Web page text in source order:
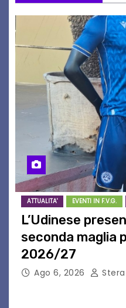
ATTUALITA' EVENTI IN F.V.G.
L’Udinese
seconda maglia
2026/27
Ago 6, 2026 Stera